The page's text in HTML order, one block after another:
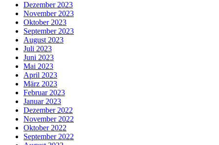
Dezember 2023
November 2023
Oktober 2023
September 2023
August 2023
Juli 2023
Juni 2023
Mai 2023
April 2023
März 2023
Februar 2023
Januar 2023
Dezember 2022
November 2022
Oktober 2022
September 2022